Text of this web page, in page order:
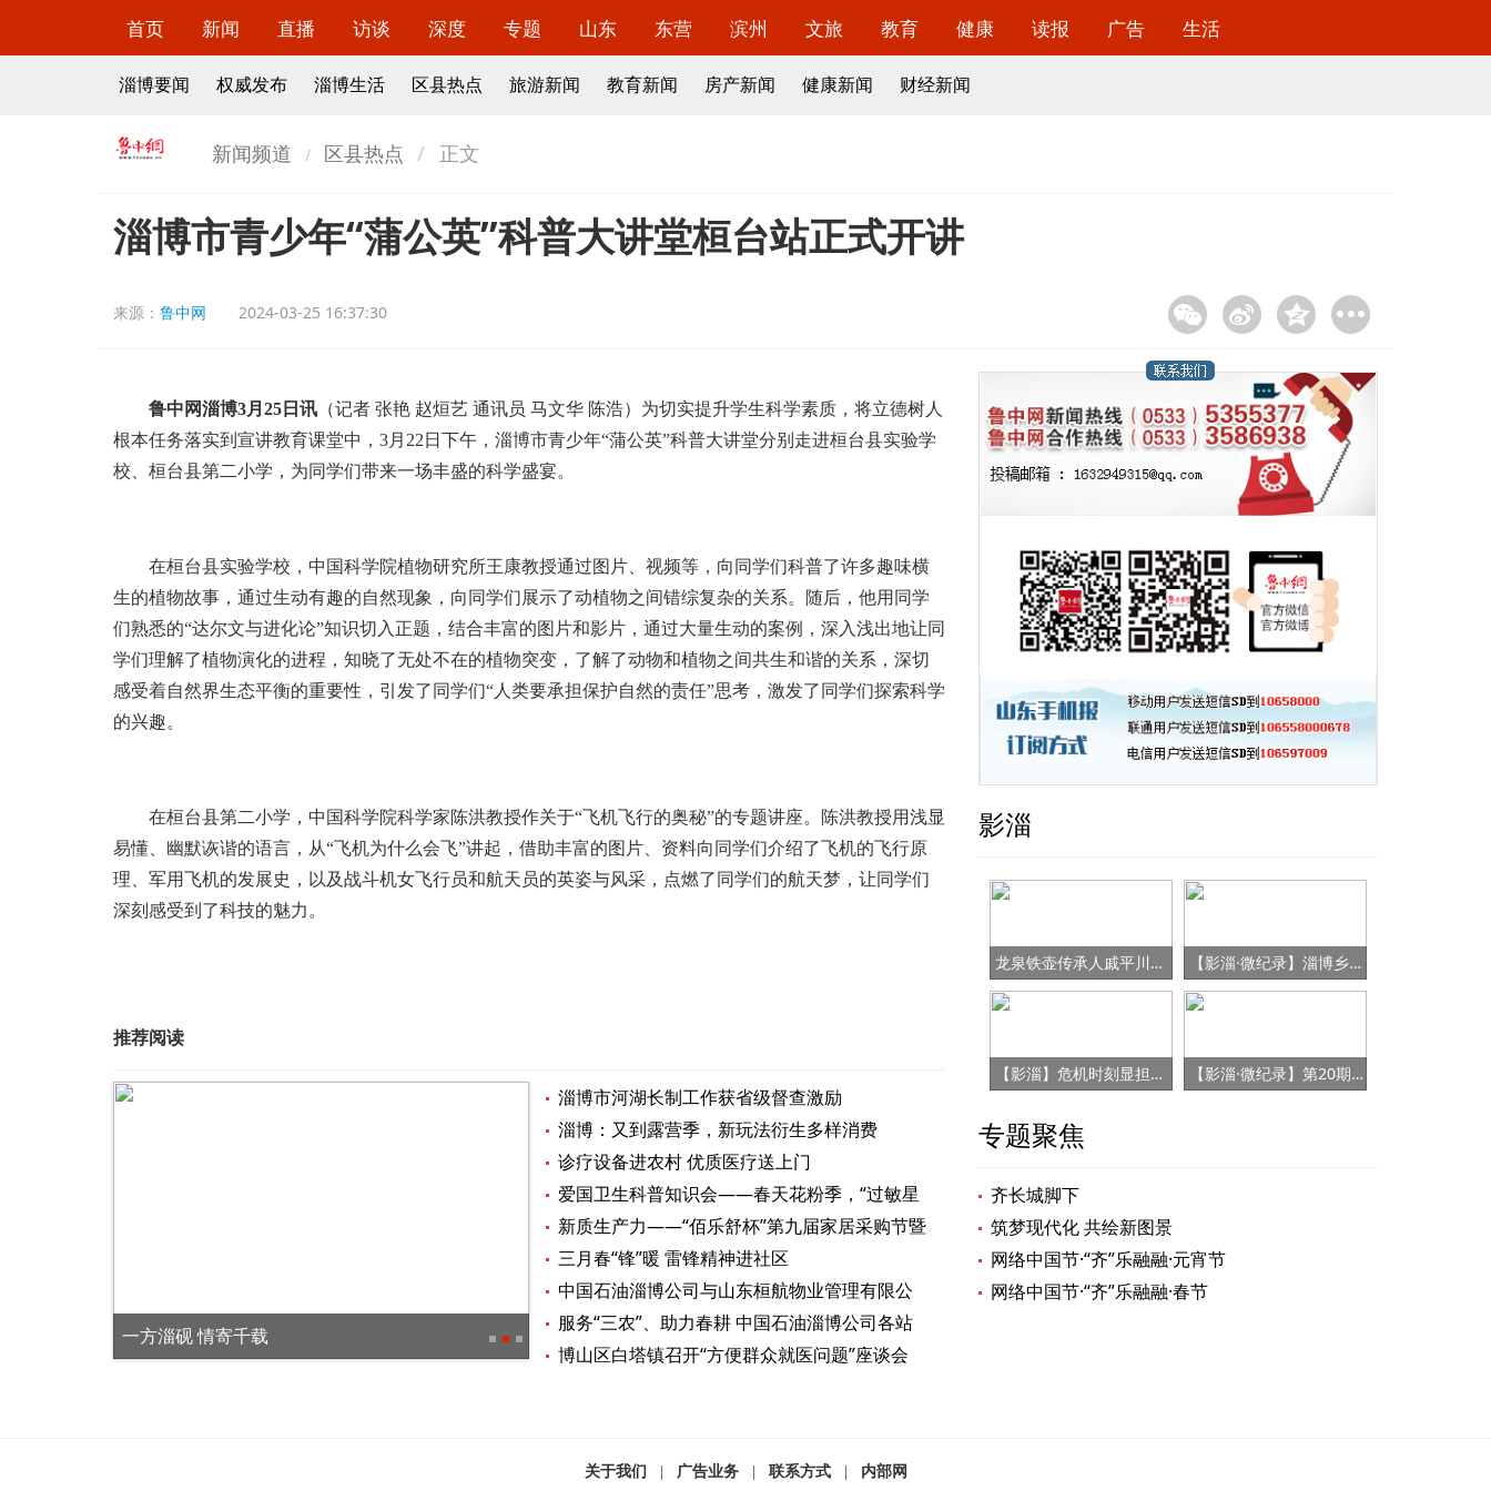
首页 新闻 直播 访谈 深度 专题 山东 东营 滨州 文旅 教育 健康 读报 广告 生活
淄博要闻 权威发布 淄博生活 区县热点 旅游新闻 教育新闻 房产新闻 健康新闻 财经新闻
新闻频道 区县热点 正文
淄博市青少年“蒲公英”科普大讲堂桓台站正式开讲
来源： 鲁中网 2024-03-25 16:37:30
鲁中网淄博3月25日讯 （记者 张艳 赵烜艺 通讯员 马文华 陈浩）为切实提升学生科学素质，将立德树人
根本任务落实到宣讲教育课堂中，3月22日下午，淄博市青少年“蒲公英”科普大讲堂分别走进桓台县实验学
校、桓台县第二小学，为同学们带来一场丰盛的科学盛宴。
在桓台县实验学校，中国科学院植物研究所王康教授通过图片、视频等，向同学们科普了许多趣味横
生的植物故事，通过生动有趣的自然现象，向同学们展示了动植物之间错综复杂的关系。随后，他用同学
们熟悉的“达尔文与进化论”知识切入正题，结合丰富的图片和影片，通过大量生动的案例，深入浅出地让同
学们理解了植物演化的进程，知晓了无处不在的植物突变，了解了动物和植物之间共生和谐的关系，深切
感受着自然界生态平衡的重要性，引发了同学们“人类要承担保护自然的责任”思考，激发了同学们探索科学
的兴趣。
在桓台县第二小学，中国科学院科学家陈洪教授作关于“飞机飞行的奥秘”的专题讲座。陈洪教授用浅显
易懂、幽默诙谐的语言，从“飞机为什么会飞”讲起，借助丰富的图片、资料向同学们介绍了飞机的飞行原
理、军用飞机的发展史，以及战斗机女飞行员和航天员的英姿与风采，点燃了同学们的航天梦，让同学们
深刻感受到了科技的魅力。
推荐阅读
一方淄砚 情寄千载 淄博四区县被划入，济南都市圈打开了怎样的想象空间？
淄博市河湖长制工作获省级督查激励
淄博：又到露营季，新玩法衍生多样消费
诊疗设备进农村 优质医疗送上门
爱国卫生科普知识会——春天花粉季，“过敏星
人”看过来
新质生产力——“佰乐舒杯”第九届家居采购节暨
原辅材料展盛大开幕
三月春“锋”暖 雷锋精神进社区
中国石油淄博公司与山东桓航物业管理有限公
司达成“党建共建”战略合作
服务“三农”、助力春耕 中国石油淄博公司各站
员工走进田间地头
博山区白塔镇召开“方便群众就医问题”座谈会
影淄
龙泉铁壶传承人戚平川的“守艺”之路 【影淄·微纪录】淄博乡村女书记的“变形记”
【影淄】危机时刻显担当 赤胆忠心保健康 【影淄·微纪录】第20期：战“疫”老将刘景春
专题聚焦
齐长城脚下
筑梦现代化 共绘新图景
网络中国节·“齐”乐融融·元宵节
网络中国节·“齐”乐融融·春节
关于我们 广告业务 联系方式 内部网